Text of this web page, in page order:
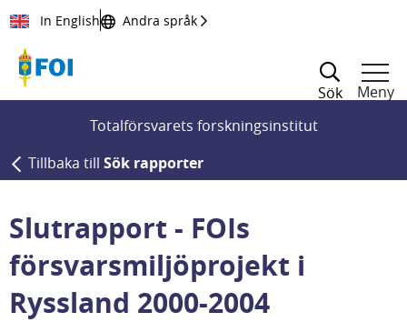
Till innehållet
In English Andra språk
Sök
Meny
Totalförsvarets forskningsinstitut
Tillbaka till Sök rapporter
Slutrapport - FOIs
försvarsmiljöprojekt i
Ryssland 2000-2004